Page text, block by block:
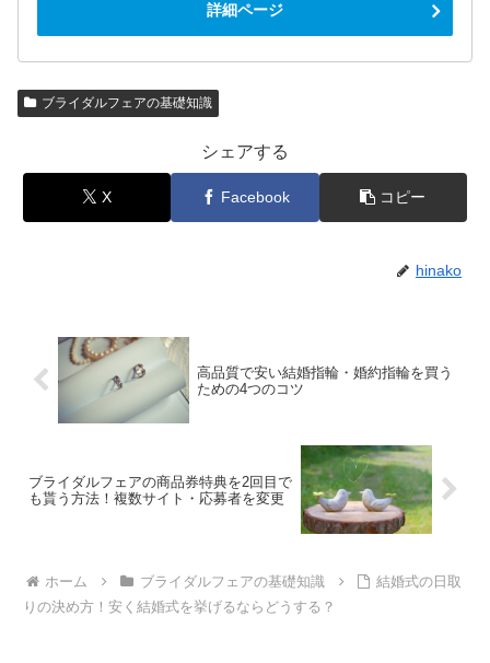
詳細ページ
ブライダルフェアの基礎知識
シェアする
X Facebook コピー
hinako
高品質で安い結婚指輪・婚約指輪を買う
ための4つのコツ
ブライダルフェアの商品券特典を2回目で
も貰う方法！複数サイト・応募者を変更
ホーム ブライダルフェアの基礎知識
結婚式の日取
りの決め方！安く結婚式を挙げるならどうする？